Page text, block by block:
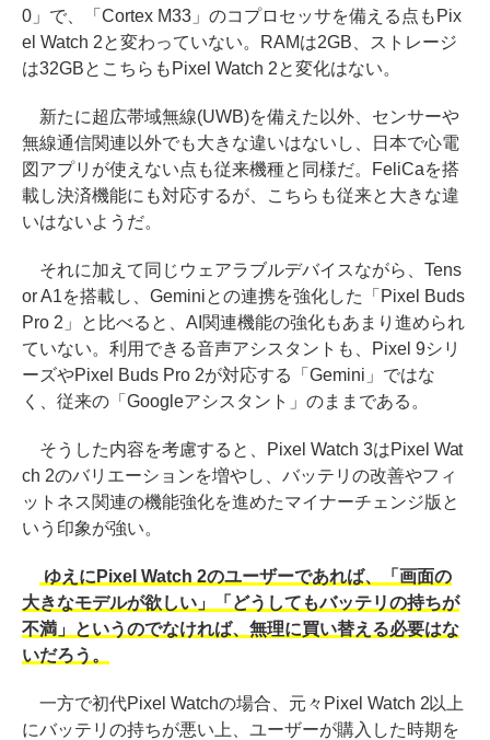
0」で、「Cortex M33」のコプロセッサを備える点もPix
el Watch 2と変わっていない。RAMは2GB、ストレージ
は32GBとこちらもPixel Watch 2と変化はない。
新たに超広帯域無線(UWB)を備えた以外、センサーや
無線通信関連以外でも大きな違いはないし、日本で心電
図アプリが使えない点も従来機種と同様だ。FeliCaを搭
載し決済機能にも対応するが、こちらも従来と大きな違
いはないようだ。
それに加えて同じウェアラブルデバイスながら、Tens
or A1を搭載し、Geminiとの連携を強化した「Pixel Buds
Pro 2」と比べると、AI関連機能の強化もあまり進められ
ていない。利用できる音声アシスタントも、Pixel 9シリ
ーズやPixel Buds Pro 2が対応する「Gemini」ではな
く、従来の「Googleアシスタント」のままである。
そうした内容を考慮すると、Pixel Watch 3はPixel Wat
ch 2のバリエーションを増やし、バッテリの改善やフィ
ットネス関連の機能強化を進めたマイナーチェンジ版と
いう印象が強い。
ゆえにPixel Watch 2のユーザーであれば、「画面の
大きなモデルが欲しい」「どうしてもバッテリの持ちが
不満」というのでなければ、無理に買い替える必要はな
いだろう。
一方で初代Pixel Watchの場合、元々Pixel Watch 2以上
にバッテリの持ちが悪い上、ユーザーが購入した時期を